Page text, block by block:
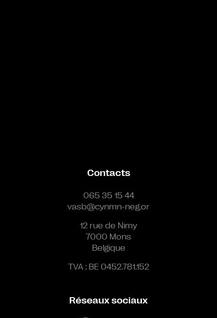
Contacts
065 35 15 44
vasb@cynmn-neg.or
12 rue de Nimy
7000 Mons
Belgique
TVA : BE 0452.781.152
Réseaux sociaux